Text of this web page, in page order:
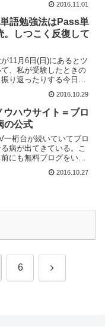
月が過ぎました。ここい
記事数・PV数を振り返
2016.11.01
語勉強法はPass単
。しつこく反復して
11月6日(日)にあるとツ
、私が受験したときの
り返ったりする今日こ
検準1級に合格した人間の
回は1次試験のボキャビ
...
2016.10.29
ウハウサイト＝ブロ
の公式
一桁台が続いていてブロ
病が出てきている。こ
にも無料ブログをいく
だけど、やっぱり1ヶ月
さにやる気をそがれて放
2016.10.27
6 次